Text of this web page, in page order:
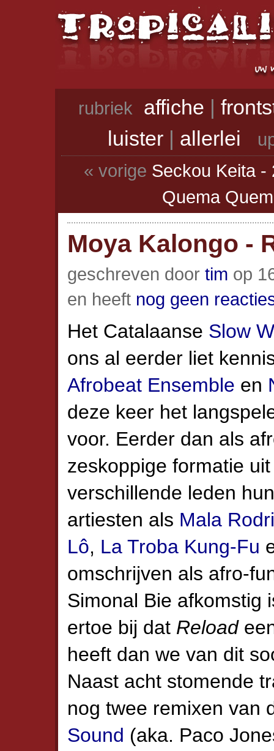
rubriek affiche |
luister| allerlei
« vorige Seckou Keita -
Quema
Moya Kalongo -
geschreven door tim op
en heeft nog geen
Het Catalaanse Slow
ons al eerder liet
Afrobeat Ensemble en
deze keer het
voor. Eerder dan als
zeskoppige formatie
verschillende leden
artiesten als Mala
Lô, La Troba Kung-Fu
omschrijven als afro-
Simonal Bie afkomstig
ertoe bij dat Reload
heeft dan we van dit
Naast acht stomende
nog twee remixen van
Sound (aka. Paco